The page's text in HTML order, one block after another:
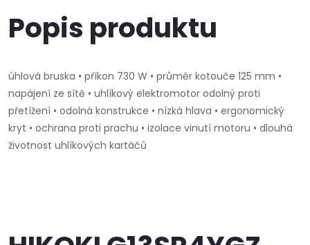
Popis produktu
úhlová bruska • příkon 730 W • průměr kotouče 125 mm •
napájení ze sítě • uhlíkový elektromotor odolný proti
přetížení • odolná konstrukce • nízká hlava • ergonomický
kryt • ochrana proti prachu • izolace vinutí motoru • dlouhá
životnost uhlíkových kartáčů